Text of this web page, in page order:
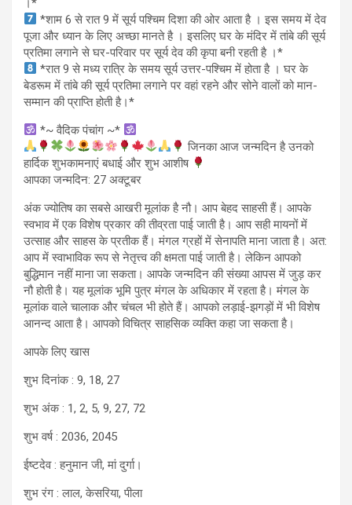
।*
*शाम 6 से रात 9 में सूर्य पश्चिम दिशा की ओर आता है । इस समय में देव
पूजा और ध्यान के लिए अच्छा मानते है । इसलिए घर के मंदिर में तांबे की सूर्य
प्रतिमा लगाने से घर-परिवार पर सूर्य देव की कृपा बनी रहती है ।*
*रात 9 से मध्य रात्रि के समय सूर्य उत्तर-पश्चिम में होता है । घर के
बेडरूम में तांबे की सूर्य प्रतिमा लगाने पर वहां रहने और सोने वालों को मान-
सम्मान की प्राप्ति होती है।*
*~ वैदिक पंचांग ~*
जिनका आज जन्मदिन है उनको
हार्दिक शुभकामनाएं बधाई और शुभ आशीष
आपका जन्मदिन: 27 अक्टूबर
अंक ज्योतिष का सबसे आखरी मूलांक है नौ। आप बेहद साहसी हैं। आपके
स्वभाव में एक विशेष प्रकार की तीव्रता पाई जाती है। आप सही मायनों में
उत्साह और साहस के प्रतीक हैं। मंगल ग्रहों में सेनापति माना जाता है। अत:
आप में स्वाभाविक रूप से नेतृत्त्व की क्षमता पाई जाती है। लेकिन आपको
बुद्धिमान नहीं माना जा सकता। आपके जन्मदिन की संख्या आपस में जुड़ कर
नौ होती है। यह मूलांक भूमि पुत्र मंगल के अधिकार में रहता है। मंगल के
मूलांक वाले चालाक और चंचल भी होते हैं। आपको लड़ाई-झगड़ों में भी विशेष
आनन्द आता है। आपको विचित्र साहसिक व्यक्ति कहा जा सकता है।
आपके लिए खास
शुभ दिनांक : 9, 18, 27
शुभ अंक : 1, 2, 5, 9, 27, 72
शुभ वर्ष : 2036, 2045
ईष्टदेव : हनुमान जी, मां दुर्गा।
शुभ रंग : लाल, केसरिया, पीला